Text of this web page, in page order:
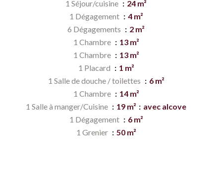
1 Séjour/cuisine
24 m²
1 Dégagement
4 m²
6 Dégagements
2 m²
1 Chambre
13 m²
1 Chambre
13 m²
1 Placard
1 m²
1 Salle de douche / toilettes
6 m²
1 Chambre
14 m²
1 Salle à manger/Cuisine
19 m²
avec alcove
1 Dégagement
6 m²
1 Grenier
50 m²